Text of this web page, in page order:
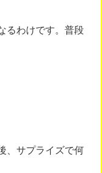
るわけです。普段
、サプライズで何